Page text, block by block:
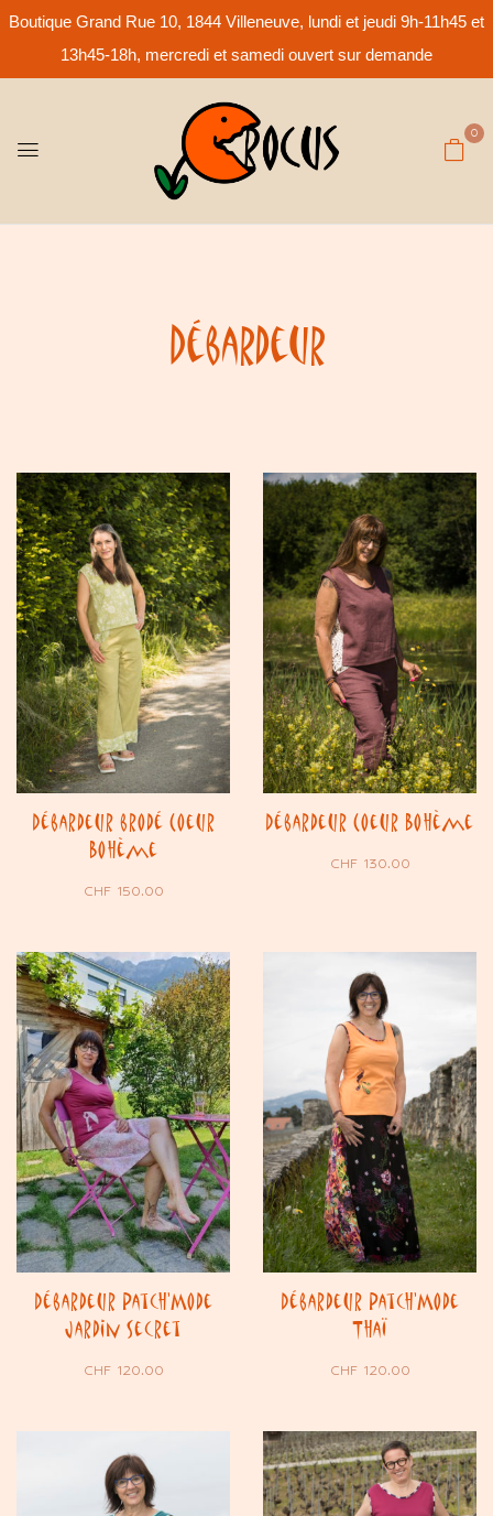
Boutique Grand Rue 10, 1844 Villeneuve, lundi et jeudi 9h-11h45 et
13h45-18h, mercredi et samedi ouvert sur demande
0
Débardeur
Débardeur brodé Coeur
Bohème
CHF150.00
Débardeur Coeur Bohème
CHF130.00
Débardeur Patch’Mode
Jardin Secret
CHF120.00
Débardeur Patch’Mode
Thaï
CHF120.00